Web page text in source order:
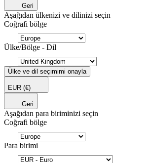
Geri
Aşağıdan ülkenizi ve dilinizi seçin
Coğrafi bölge
Ülke/Bölge - Dil
Ülke ve dil seçimimi onayla
EUR (€)
Geri
Aşağıdan para biriminizi seçin
Coğrafi bölge
Para birimi